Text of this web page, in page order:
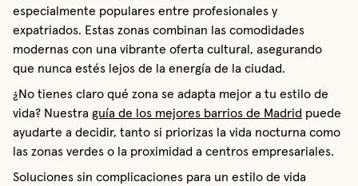
especialmente populares entre profesionales y
expatriados. Estas zonas combinan las comodidades
modernas con una vibrante oferta cultural, asegurando
que nunca estés lejos de la energía de la ciudad.
¿No tienes claro qué zona se adapta mejor a tu estilo de
vida? Nuestra guía de los mejores barrios de Madrid puede
ayudarte a decidir, tanto si priorizas la vida nocturna como
las zonas verdes o la proximidad a centros empresariales.
Soluciones sin complicaciones para un estilo de vida